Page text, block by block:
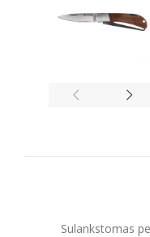
Sulankstomas